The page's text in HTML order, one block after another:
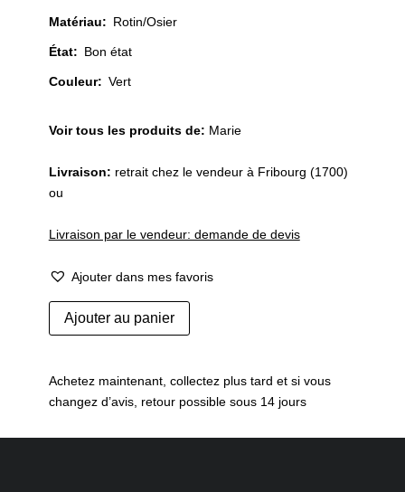
Matériau: Rotin/Osier
État: Bon état
Couleur: Vert
Voir tous les produits de: Marie
Livraison: retrait chez le vendeur à Fribourg (1700)
ou
Livraison par le vendeur: demande de devis
Ajouter dans mes favoris
quantité
de
Ajouter au panier
Achetez maintenant, collectez plus tard et si vous
changez d’avis, retour possible sous 14 jours